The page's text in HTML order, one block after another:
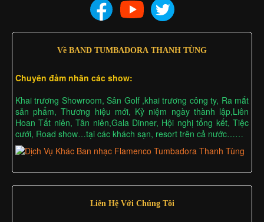
Về BAND TUMBADORA THANH TÙNG
Chuyên đảm nhân các show:
Khai trương Showroom, Sân Golf ,khai trương công ty, Ra mắt
sản phẩm, Thương hiệu mới, Kỷ niệm ngày thành lập,Liên
Hoan Tất niên, Tân niên,Gala Dinner, Hội nghị tổng kết, Tiệc
cưới, Road show…tại các khách sạn, resort trên cả nước……
Liên Hệ Với Chúng Tôi